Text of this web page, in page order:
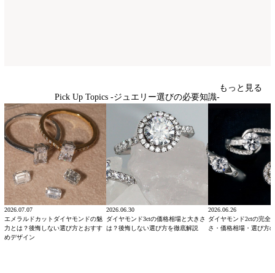
Pick Up Topics -ジュエリー選びの必要知識-
もっと見る
2026.07.07
エメラルドカットダイヤモンドの魅
力とは？後悔しない選び方とおすす
めデザイン
2026.06.30
ダイヤモンド3ctの価格相場と大きさ
は？後悔しない選び方を徹底解説
2026.06.26
ダイヤモンド2ctの完全
さ・価格相場・選び方